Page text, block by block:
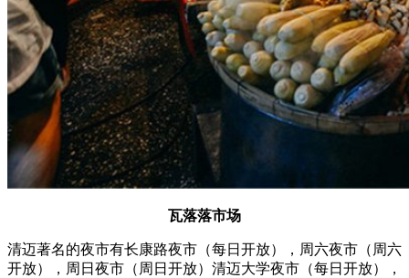
瓦落落市场
清迈著名的夜市有长康路夜市（每日开放），周六夜市（周六
开放），周日夜市（周日开放）清迈大学夜市（每日开放），